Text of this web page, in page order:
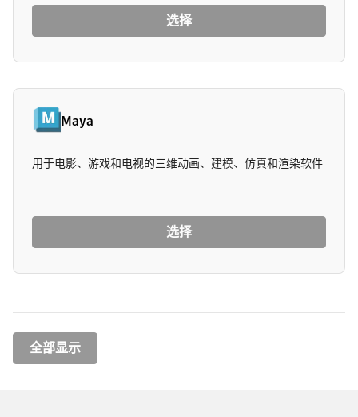
选择
Maya
用于电影、游戏和电视的三维动画、建模、仿真和渲染软件
选择
全部显示